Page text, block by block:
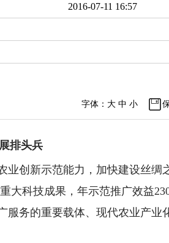
2016-07-11 16:57
字体： 大 中 小
排头兵
业创新示范能力，加快建设丝绸
大科技成果，年示范推广效益
服务的重要载体、现代农业产业